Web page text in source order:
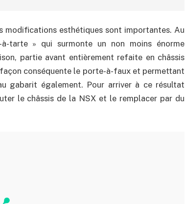
esthétiques sont importantes. Au
tarte » qui surmonte un non moins énorme
partie avant entièrement refaite en châssis
conséquente le porte-à-faux et permettant
gabarit également. Pour arriver à ce résultat
le châssis de la NSX et le remplacer par du